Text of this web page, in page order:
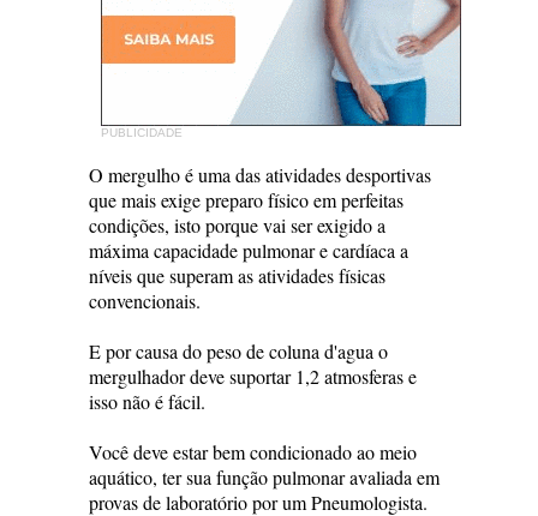
PUBLICIDADE
O mergulho é uma das atividades desportivas
que mais exige preparo físico em perfeitas
condições, isto porque vai ser exigido a
máxima capacidade pulmonar e cardíaca a
níveis que superam as atividades físicas
convencionais.
E por causa do peso de coluna d'agua o
mergulhador deve suportar 1,2 atmosferas e
isso não é fácil.
Você deve estar bem condicionado ao meio
aquático, ter sua função pulmonar avaliada em
provas de laboratório por um Pneumologista.